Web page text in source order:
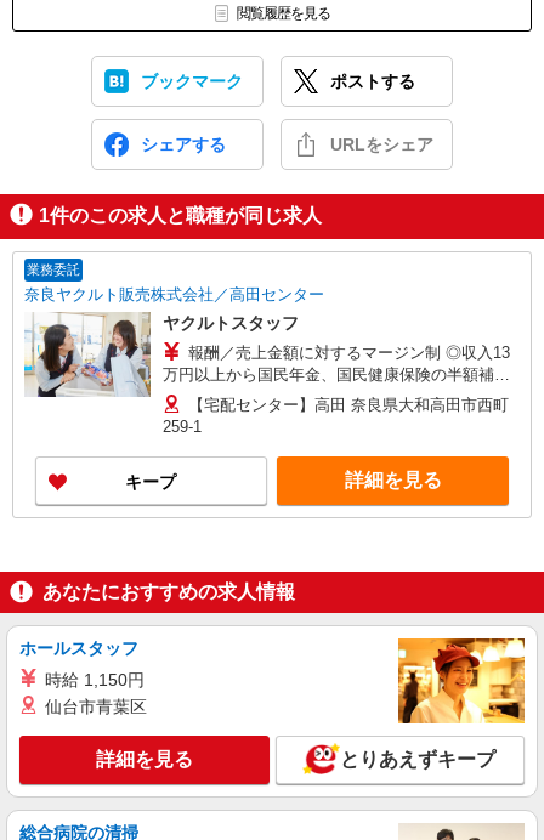
閲覧履歴を見る
ブックマーク ポストする
シェアする URLをシェア
1件のこの求人と職種が同じ求人
業務委託
奈良ヤクルト販売株式会社／高田センター
ヤクルトスタッフ
報酬／売上金額に対するマージン制 ◎収入13
万円以上から国民年金、国民健康保険の半額補助
制度有 働ける時間や環境に合わせて最大限に考慮
します、 お気軽にお問い合わせください！ ※収入
た分はしっかり稼げます◎
【宅配センター】高田 奈良県大和高田市西町
259-1
キープ 詳細を見る
あなたにおすすめの求人情報
ホールスタッフ
時給 1,150円
仙台市青葉区
詳細を見る とりあえずキープ
総合病院の清掃